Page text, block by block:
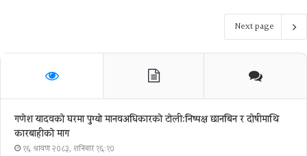
Next page
गणेश यादवको घरमा पुग्याे मानवअधिकारकाे टोली:निष्पक्ष छानबिन र दोषीमाथि
कारबाहीको माग
१६ श्रावण २०८३, शनिबार १६:१०